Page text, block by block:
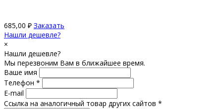
685,00 ₽ Заказать
Нашли дешевле?
×
Нашли дешевле?
Мы перезвоним Вам в ближайшее время.
Ваше имя
Телефон *
E-mail
Ссылка на аналогичный товар других сайтов *